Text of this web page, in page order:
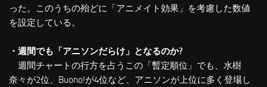
った。このうちの殆どに「アニメイト効果」を考慮した数値
を設定している。
・週間でも「アニソンだらけ」となるのか?
週間チャートの行方を占うこの「暫定順位」でも、水樹
奈々が2位、Buono!が4位など、アニソンが上位に多く登場し